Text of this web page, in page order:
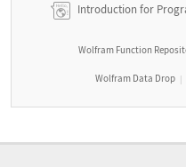
Introduction for
Wolfram Function
Wolfram Data Drop |